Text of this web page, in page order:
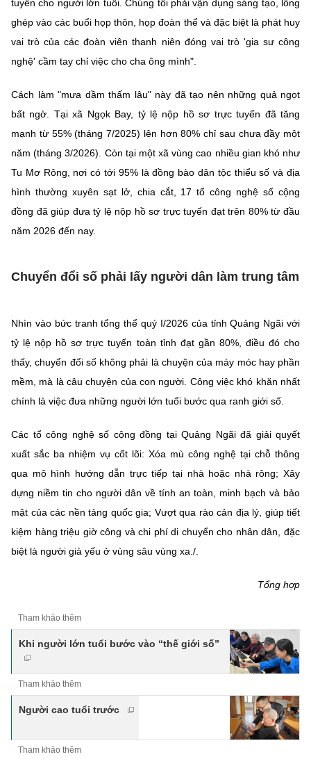
tuyến cho người lớn tuổi. Chúng tôi phải vận dụng sáng tạo, lồng
ghép vào các buổi họp thôn, họp đoàn thể và đặc biệt là phát huy
vai trò của các đoàn viên thanh niên đóng vai trò 'gia sư công
nghệ' cầm tay chỉ việc cho cha ông mình".
Cách làm "mưa dầm thấm lâu" này đã tạo nên những quả ngọt
bất ngờ. Tại xã Ngọk Bay, tỷ lệ nộp hồ sơ trực tuyến đã tăng
mạnh từ 55% (tháng 7/2025) lên hơn 80% chỉ sau chưa đầy một
năm (tháng 3/2026). Còn tại một xã vùng cao nhiều gian khó như
Tu Mơ Rông, nơi có tới 95% là đồng bào dân tộc thiểu số và địa
hình thường xuyên sạt lở, chia cắt, 17 tổ công nghệ số cộng
đồng đã giúp đưa tỷ lệ nộp hồ sơ trực tuyến đạt trên 80% từ đầu
năm 2026 đến nay.
Chuyển đổi số phải lấy người dân làm trung tâm
Nhìn vào bức tranh tổng thể quý I/2026 của tỉnh Quảng Ngãi với
tỷ lệ nộp hồ sơ trực tuyến toàn tỉnh đạt gần 80%, điều đó cho
thấy, chuyển đổi số không phải là chuyện của máy móc hay phần
mềm, mà là câu chuyện của con người. Công việc khó khăn nhất
chính là việc đưa những người lớn tuổi bước qua ranh giới số.
Các tổ công nghệ số cộng đồng tại Quảng Ngãi đã giải quyết
xuất sắc ba nhiệm vụ cốt lõi: Xóa mù công nghệ tại chỗ thông
qua mô hình hướng dẫn trực tiếp tại nhà hoặc nhà rông; Xây
dựng niềm tin cho người dân về tính an toàn, minh bạch và bảo
mật của các nền tảng quốc gia; Vượt qua rào cản địa lý, giúp tiết
kiệm hàng triệu giờ công và chi phí di chuyển cho nhân dân, đặc
biệt là người già yếu ở vùng sâu vùng xa./.
Tổng hợp
Tham khảo thêm
Khi người lớn tuổi bước vào “thế giới số”
Tham khảo thêm
Người cao tuổi trước
Tham khảo thêm